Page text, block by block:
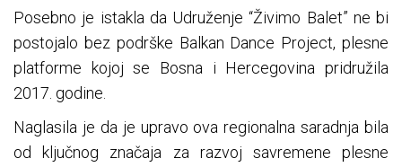
Posebno je istakla da Udruženje “Živimo Balet” ne bi
postojalo bez podrške Balkan Dance Project, plesne
platforme kojoj se Bosna i Hercegovina pridružila
2017. godine.
Naglasila je da je upravo ova regionalna saradnja bila
od ključnog značaja za razvoj savremene plesne